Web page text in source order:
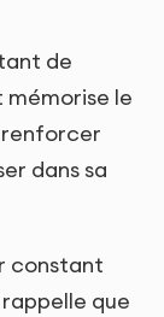
de
mémorise le
renforcer
dans sa
constant
que